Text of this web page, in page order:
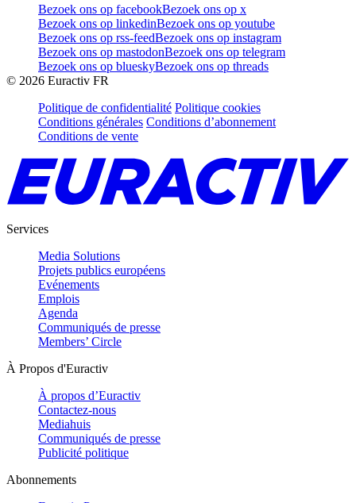
Bezoek ons op facebookBezoek ons op x
Bezoek ons op linkedinBezoek ons op youtube
Bezoek ons op rss-feedBezoek ons op instagram
Bezoek ons op mastodonBezoek ons op telegram
Bezoek ons op blueskyBezoek ons op threads
© 2026 Euractiv FR
Politique de confidentialité Politique cookies
Conditions générales Conditions d’abonnement
Conditions de vente
Services
Media Solutions
Projets publics européens
Evénements
Emplois
Agenda
Communiqués de presse
Members’ Circle
À Propos d'Euractiv
À propos d’Euractiv
Contactez-nous
Mediahuis
Communiqués de presse
Publicité politique
Abonnements